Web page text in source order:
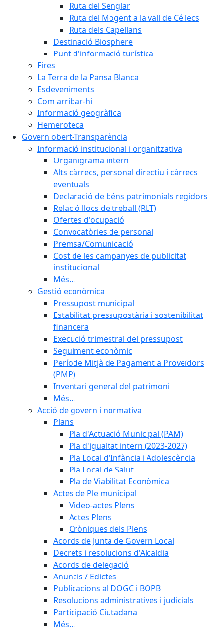
Ruta del Senglar
Ruta del Mogent a la vall de Céllecs
Ruta dels Capellans
Destinació Biosphere
Punt d'informació turística
Fires
La Terra de la Pansa Blanca
Esdeveniments
Com arribar-hi
Informació geogràfica
Hemeroteca
Govern obert-Transparència
Informació institucional i organitzativa
Organigrama intern
Alts càrrecs, personal directiu i càrrecs
eventuals
Declaració de béns patrimonials regidors
Relació llocs de treball (RLT)
Ofertes d'ocupació
Convocatòries de personal
Premsa/Comunicació
Cost de les campanyes de publicitat
institucional
Més...
Gestió econòmica
Pressupost municipal
Estabilitat pressupostària i sostenibilitat
financera
Execució trimestral del pressupost
Seguiment econòmic
Període Mitjà de Pagament a Proveïdors
(PMP)
Inventari general del patrimoni
Més...
Acció de govern i normativa
Plans
Pla d'Actuació Municipal (PAM)
Pla d'igualtat intern (2023-2027)
Pla Local d'Infància i Adolescència
Pla Local de Salut
Pla de Viabilitat Econòmica
Actes de Ple municipal
Video-actes Plens
Actes Plens
Cròniques dels Plens
Acords de Junta de Govern Local
Decrets i resolucions d'Alcaldia
Acords de delegació
Anuncis / Edictes
Publicacions al DOGC i BOPB
Resolucions administratives i judicials
Participació Ciutadana
Més...